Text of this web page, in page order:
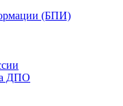
(БПИ)
ДПО